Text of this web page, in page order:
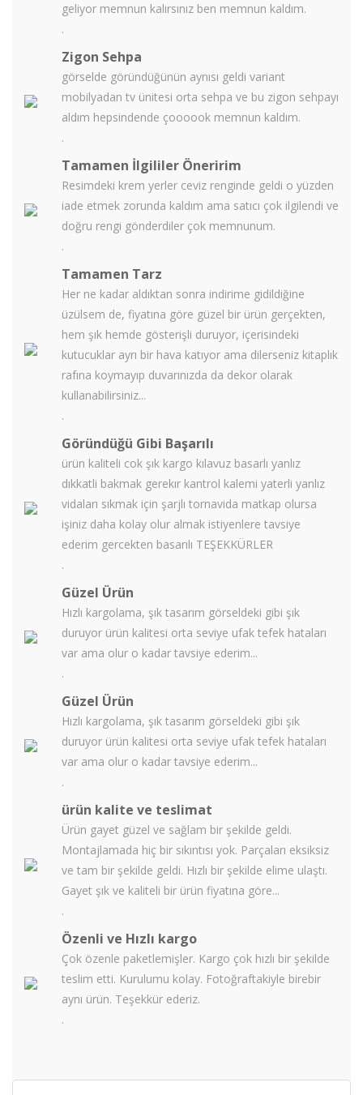
geliyor memnun kalırsınız ben memnun kaldım.
.
Zigon Sehpa
görselde göründüğünün aynısı geldi variant
mobilyadan tv ünitesi orta sehpa ve bu zigon sehpayı
aldım hepsindende çoooook memnun kaldım.
.
Tamamen İlgililer Öneririm
Resimdeki krem yerler ceviz renginde geldi o yüzden
iade etmek zorunda kaldım ama satıcı çok ilgilendi ve
doğru rengi gönderdiler çok memnunum.
.
Tamamen Tarz
Her ne kadar aldıktan sonra indirime gidildiğine
üzülsem de, fiyatına göre güzel bir ürün gerçekten,
hem şık hemde gösterişli duruyor, içerisindeki
kutucuklar ayrı bir hava katıyor ama dilerseniz kitaplık
rafına koymayıp duvarınızda da dekor olarak
kullanabilirsiniz...
.
Göründüğü Gibi Başarılı
ürün kaliteli cok şık kargo kılavuz basarlı yanlız
dıkkatli bakmak gerekır kantrol kalemi yaterli yanlız
vidaları sıkmak için şarjlı tornavida matkap olursa
işiniz daha kolay olur almak istiyenlere tavsiye
ederim gercekten basarılı TEŞEKKÜRLER
.
Güzel Ürün
Hızlı kargolama, şık tasarım görseldeki gibi şık
duruyor ürün kalitesi orta seviye ufak tefek hataları
var ama olur o kadar tavsiye ederim...
.
Güzel Ürün
Hızlı kargolama, şık tasarım görseldeki gibi şık
duruyor ürün kalitesi orta seviye ufak tefek hataları
var ama olur o kadar tavsiye ederim...
.
ürün kalite ve teslimat
Ürün gayet güzel ve sağlam bir şekilde geldi.
Montajlamada hiç bir sıkıntısı yok. Parçaları eksiksiz
ve tam bir şekilde geldi. Hızlı bir şekilde elime ulaştı.
Gayet şık ve kaliteli bir ürün fiyatına göre...
.
Özenli ve Hızlı kargo
Çok özenle paketlemişler. Kargo çok hızlı bir şekilde
teslim etti. Kurulumu kolay. Fotoğraftakiyle birebir
aynı ürün. Teşekkür ederiz.
.